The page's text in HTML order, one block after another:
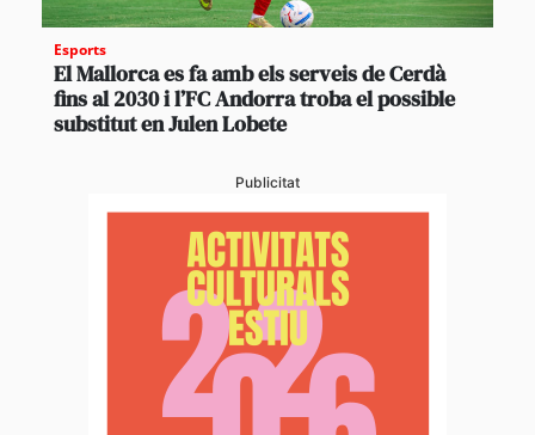
Esports
El Mallorca es fa amb els serveis de Cerdà
fins al 2030 i l’FC Andorra troba el possible
substitut en Julen Lobete
Publicitat